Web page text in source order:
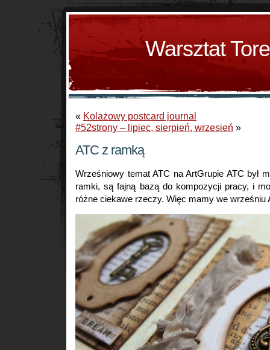
Warsztat
« Kolażowy postcard journal
#52strony – lipiec, sierpień, wrzesień »
ATC z ramką
Wrześniowy temat ATC na ArtGrupie ATC był
ramki, są fajną bazą do kompozycji pracy, i
różne ciekawe rzeczy. Więc mamy we wrześniu